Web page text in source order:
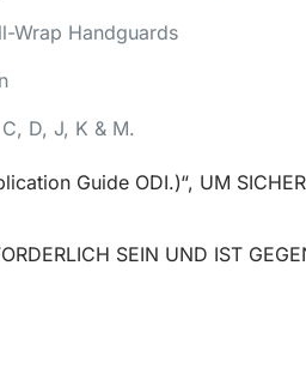
Wrap Handguards
D, J, K & M.
Guide ODI.)“, UM
SEIN UND IST